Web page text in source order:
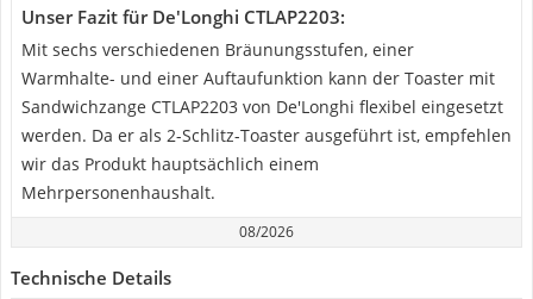
Unser Fazit für De'Longhi CTLAP2203:
Mit sechs verschiedenen Bräunungsstufen, einer
Warmhalte- und einer Auftaufunktion kann der Toaster mit
Sandwichzange CTLAP2203 von De'Longhi flexibel eingesetzt
werden. Da er als 2-Schlitz-Toaster ausgeführt ist, empfehlen
wir das Produkt hauptsächlich einem
Mehrpersonenhaushalt.
08/2026
Technische Details